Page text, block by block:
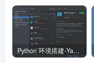
Python 环境搭建-Yave520-专业开发者社区